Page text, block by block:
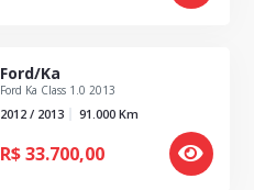
Ford/Ka
Ford Ka Class 1.0 2013
2012 / 2013 91.000 Km
R$33.700,00